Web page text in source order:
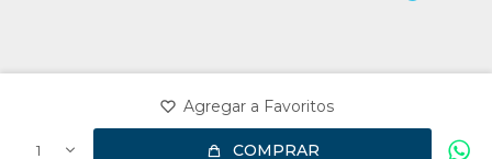
1 COMPRAR
Fenicio